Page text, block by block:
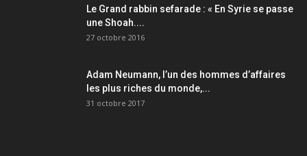
Le Grand rabbin sefarade : « En Syrie se passe
une Shoah....
27 octobre 2016
Adam Neumann, l’un des hommes d’affaires
les plus riches du monde,...
31 octobre 2017